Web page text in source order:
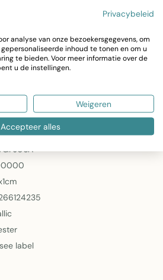
met lurex
Goud/Bruin
label
Privacybeleid
analyse van onze bezoekersgegevens, om
inhoud te tonen en om u
te bieden. Voor meer informatie over de
u de instellingen.
Weigeren
Accepteer alles